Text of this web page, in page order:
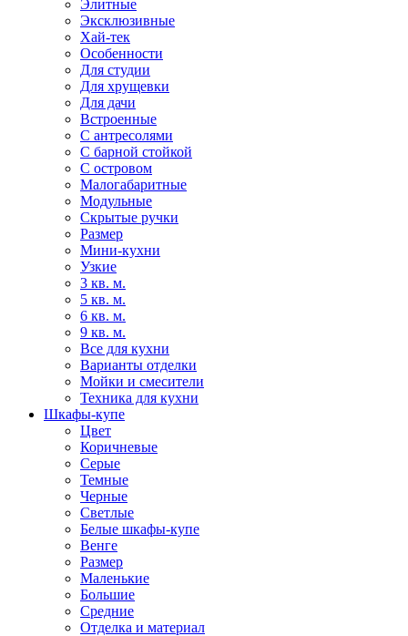
Элитные
Эксклюзивные
Хай-тек
Особенности
Для студии
Для хрущевки
Для дачи
Встроенные
С антресолями
С барной стойкой
С островом
Малогабаритные
Модульные
Скрытые ручки
Размер
Мини-кухни
Узкие
3 кв. м.
5 кв. м.
6 кв. м.
9 кв. м.
Все для кухни
Варианты отделки
Мойки и смесители
Техника для кухни
Шкафы-купе
Цвет
Коричневые
Серые
Темные
Черные
Светлые
Белые шкафы-купе
Венге
Размер
Маленькие
Большие
Средние
Отделка и материал